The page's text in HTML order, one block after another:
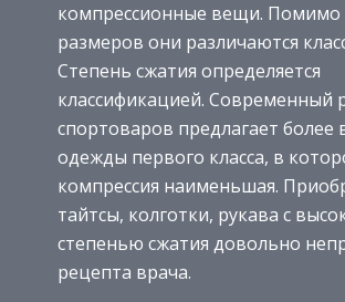
компрессионные вещи. Помимо
размеров они различаются
Степень сжатия определяется
классификацией. Современный
спортоваров предлагает более
одежды первого класса, в
компрессия наименьшая.
тайтсы, колготки, рукава с
степенью сжатия довольно
рецепта врача.